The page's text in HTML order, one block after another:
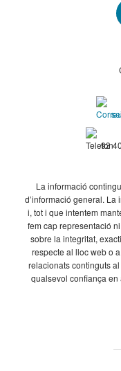
93
La informació
d’informació general.
i, tot i que intentem
fem cap representació
sobre la integritat,
respecte al lloc web o
relacionats continguts
qualsevol confiança en